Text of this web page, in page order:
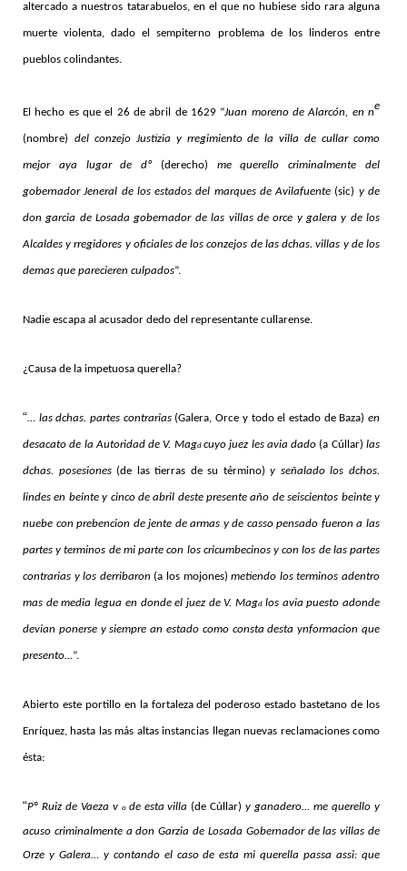
altercado a nuestros tatarabuelos, en el que no hubiese sido rara alguna
muerte violenta, dado el sempiterno problema de los linderos entre
pueblos colindantes.
El hecho es que el 26 de abril de 1629 “Juan moreno de Alarcón, en ne
(nombre) del conzejo Justizia y rregimiento de la villa de cullar como
mejor aya lugar de dº (derecho) me querello criminalmente del
gobernador Jeneral de los estados del marques de Avilafuente (sic) y de
don garcia de Losada gobernador de las villas de orce y galera y de los
Alcaldes y rregidores y oficiales de los conzejos de las dchas. villas y de los
demas que parecieren culpados”.
Nadie escapa al acusador dedo del representante cullarense.
¿Causa de la impetuosa querella?
“… las dchas. partes contrarias (Galera, Orce y todo el estado de Baza)en
desacato de la Autoridad de V. Magdcuyo juez les avia dado (a Cúllar)las
dchas. posesiones (de las tierras de su término)y señalado los dchos.
lindes en beinte y cinco de abril deste presente año de seiscientos beinte y
nuebe con prebencion de jente de armas y de casso pensado fueron a las
partes y terminos de mi parte con los cricumbecinos y con los de las partes
contrarias y los derribaron (a los mojones)metiendo los terminos adentro
mas de media legua en donde el juez de V. Magd los avia puesto adonde
devian ponerse y siempre an estado como consta desta ynformacion que
presento…”.
Abierto este portillo en la fortaleza del poderoso estado bastetano de los
Enríquez, hasta las más altas instancias llegan nuevas reclamaciones como
ésta:
“Pº Ruiz de Vaeza v o de esta villa (de Cúllar)y ganadero… me querello y
acuso criminalmente a don Garzia de Losada Gobernador de las villas de
Orze y Galera… y contando el caso de esta mi querella passa assi: que